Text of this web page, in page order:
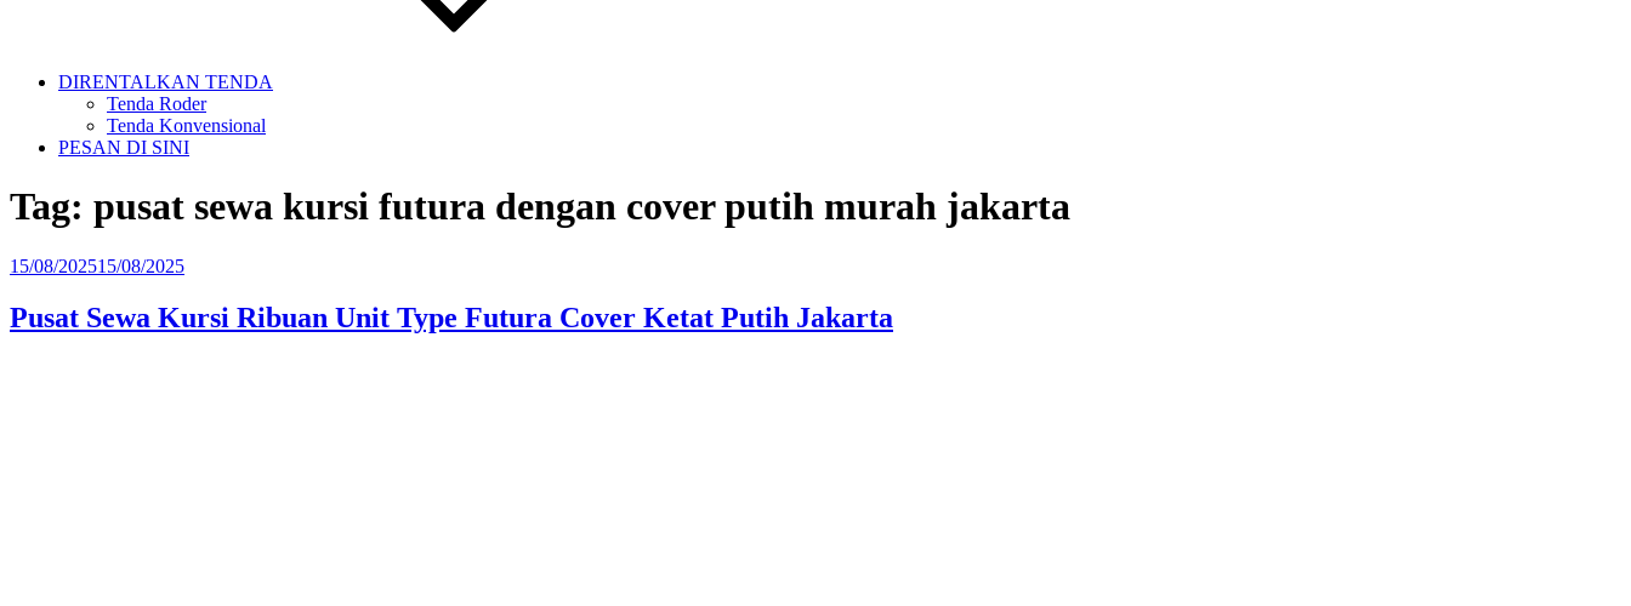
DIRENTALKAN TENDA
Tenda Roder
Tenda Konvensional
PESAN DI SINI
Tag: pusat sewa kursi futura dengan cover putih murah jakarta
Diposkan
15/08/202515/08/2025
Pusat Sewa Kursi Ribuan Unit Type Futura Cover Ketat Putih Jakarta